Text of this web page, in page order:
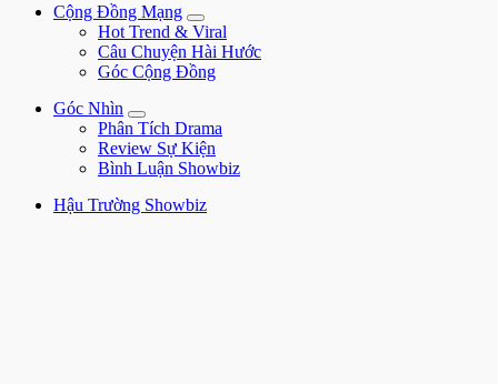
Cộng Đồng Mạng
Hot Trend & Viral
Câu Chuyện Hài Hước
Góc Cộng Đồng
Góc Nhìn
Phân Tích Drama
Review Sự Kiện
Bình Luận Showbiz
Hậu Trường Showbiz